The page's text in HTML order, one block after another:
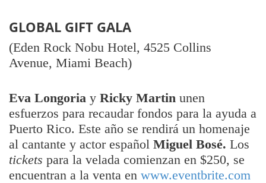
GLOBAL GIFT GALA
(Eden Rock Nobu Hotel, 4525 Collins
Avenue, Miami Beach)
Eva Longoria y Ricky Martin unen
esfuerzos para recaudar fondos para la ayuda a
Puerto Rico. Este año se rendirá un homenaje
al cantante y actor español Miguel Bosé. Los
tickets para la velada comienzan en $250, se
encuentran a la venta en www.eventbrite.com